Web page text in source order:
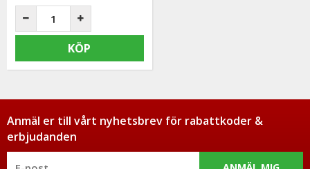
KÖP
Anmäl er till vårt nyhetsbrev för rabattkoder &
erbjudanden